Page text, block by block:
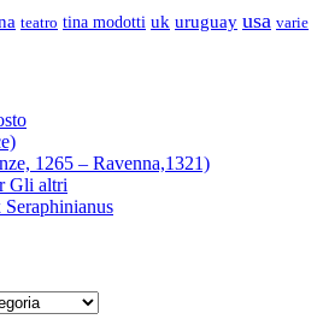
teatro tina modotti uk uruguay usa varie
1265 – Ravenna,1321)
Gli altri